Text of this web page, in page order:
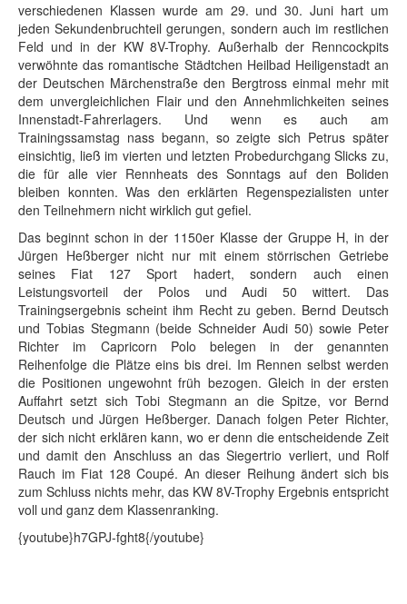
verschiedenen Klassen wurde am 29. und 30. Juni hart um
jeden Sekundenbruchteil gerungen, sondern auch im restlichen
Feld und in der KW 8V-Trophy. Außerhalb der Renncockpits
verwöhnte das romantische Städtchen Heilbad Heiligenstadt an
der Deutschen Märchenstraße den Bergtross einmal mehr mit
dem unvergleichlichen Flair und den Annehmlichkeiten seines
Innenstadt-Fahrerlagers. Und wenn es auch am
Trainingssamstag nass begann, so zeigte sich Petrus später
einsichtig, ließ im vierten und letzten Probedurchgang Slicks zu,
die für alle vier Rennheats des Sonntags auf den Boliden
bleiben konnten. Was den erklärten Regenspezialisten unter
den Teilnehmern nicht wirklich gut gefiel.
Das beginnt schon in der 1150er Klasse der Gruppe H, in der
Jürgen Heßberger nicht nur mit einem störrischen Getriebe
seines Fiat 127 Sport hadert, sondern auch einen
Leistungsvorteil der Polos und Audi 50 wittert. Das
Trainingsergebnis scheint ihm Recht zu geben. Bernd Deutsch
und Tobias Stegmann (beide Schneider Audi 50) sowie Peter
Richter im Capricorn Polo belegen in der genannten
Reihenfolge die Plätze eins bis drei. Im Rennen selbst werden
die Positionen ungewohnt früh bezogen. Gleich in der ersten
Auffahrt setzt sich Tobi Stegmann an die Spitze, vor Bernd
Deutsch und Jürgen Heßberger. Danach folgen Peter Richter,
der sich nicht erklären kann, wo er denn die entscheidende Zeit
und damit den Anschluss an das Siegertrio verliert, und Rolf
Rauch im Fiat 128 Coupé. An dieser Reihung ändert sich bis
zum Schluss nichts mehr, das KW 8V-Trophy Ergebnis entspricht
voll und ganz dem Klassenranking.
{youtube}h7GPJ-fght8{/youtube}